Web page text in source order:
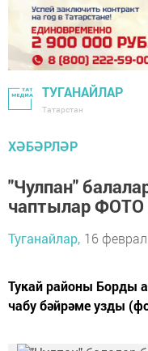
ТУГАНАЙЛАР
Татарстан
ХӘБӘРЛӘР
"Чулпан"
чаптылар ФОТО
Туганайлар, 16
Тукай районы Борды
чабу бәйрәме узды